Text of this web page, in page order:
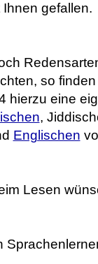
gefallen.
so
hierzu eine
,
Englischen
Lesen